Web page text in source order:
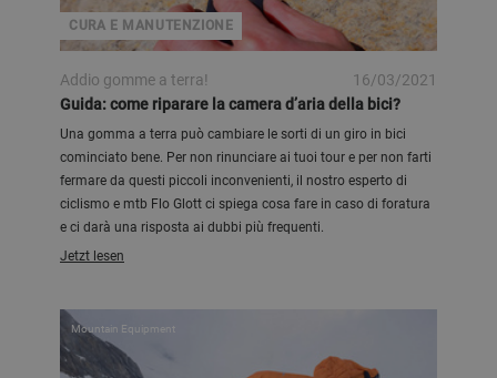
CURA E MANUTENZIONE
Addio gomme a terra!
16/03/2021
Guida: come riparare la camera d’aria della bici?
Una gomma a terra può cambiare le sorti di un giro in bici
cominciato bene. Per non rinunciare ai tuoi tour e per non farti
fermare da questi piccoli inconvenienti, il nostro esperto di
ciclismo e mtb Flo Glott ci spiega cosa fare in caso di foratura
e ci darà una risposta ai dubbi più frequenti.
Jetzt lesen
Mountain Equipment